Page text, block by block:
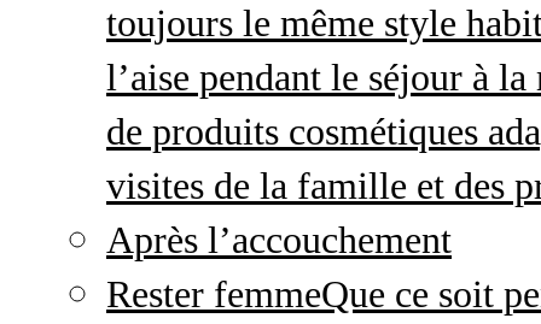
toujours le même style
l’aise pendant le séjour à
de produits cosmétiques
visites de la famille et des
Après l’accouchement
Rester femmeQue ce soit